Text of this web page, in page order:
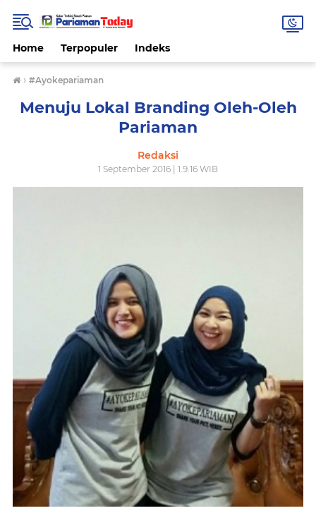
Home Terpopuler Indeks
› #Ayokepariaman
Menuju Lokal Branding Oleh-Oleh
Pariaman
Redaksi
1 September 2016 | 1.9.16 WIB